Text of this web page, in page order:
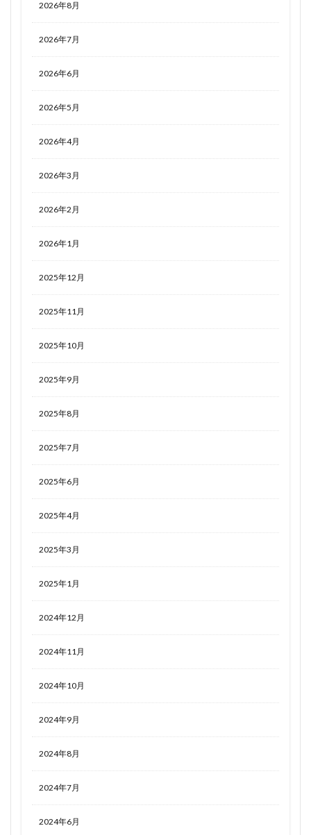
2026年8月
2026年7月
2026年6月
2026年5月
2026年4月
2026年3月
2026年2月
2026年1月
2025年12月
2025年11月
2025年10月
2025年9月
2025年8月
2025年7月
2025年6月
2025年4月
2025年3月
2025年1月
2024年12月
2024年11月
2024年10月
2024年9月
2024年8月
2024年7月
2024年6月